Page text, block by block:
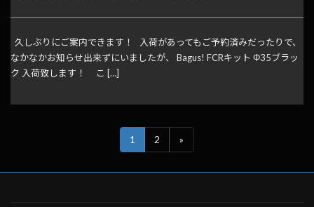
久しぶりにご案内できます！ 入荷があってもご予約済みだったりで、
なかなかお知らせ出来ずにいましたが、 Bagus! FCRキット Φ35ブラッ
ク 入荷致します！ こ […]
1 2 »